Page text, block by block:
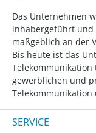
Das Unternehmen
inhabergeführt
maßgeblich an der
Bis heute ist das
gewerblichen und
Telekommunikation
SERVICE